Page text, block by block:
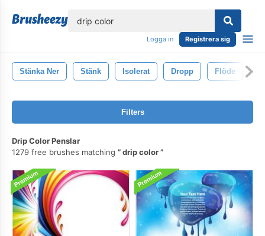
Logga in Registrera sig
Stänka Ner Stänk Isolerat Dropp Flöde
Filters
Drip Color Penslar
1279 free brushes matching
drip color